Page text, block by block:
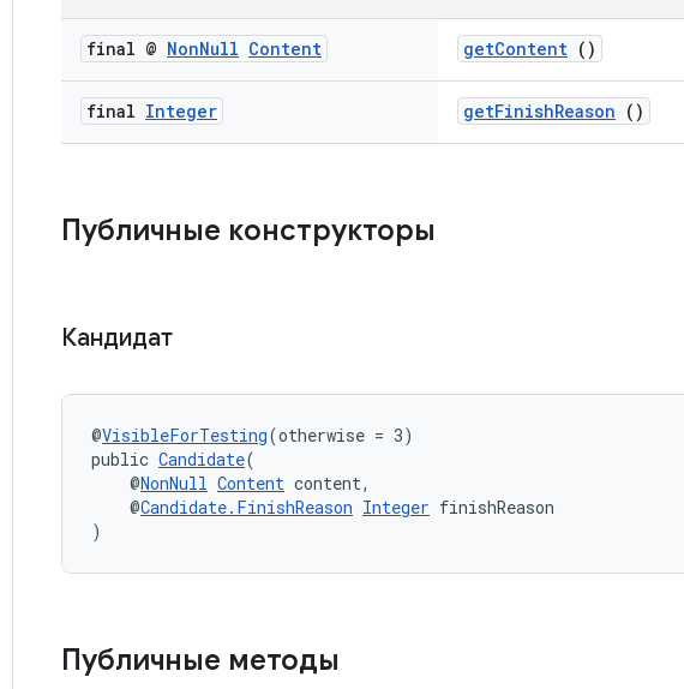
final @ NonNull Content getContent ()
final Integer getFinishReason ()
Публичные конструкторы
Кандидат
@VisibleForTesting(otherwise = 3)
public Candidate(
@NonNull Content content,
@Candidate.FinishReason Integer finishReason
)
Публичные методы